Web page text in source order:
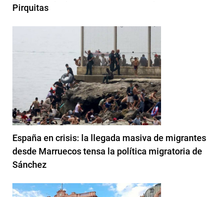
Pirquitas
España en crisis: la llegada masiva de migrantes
desde Marruecos tensa la política migratoria de
Sánchez